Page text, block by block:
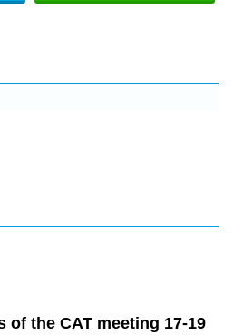
of the CAT meeting 17-19